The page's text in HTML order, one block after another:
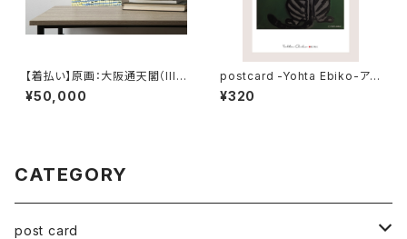
【着払い】原画：大阪通天閣（Illu
strator 笹原竜太）
¥50,000
postcard -Yohta Ebiko-アメ
リカンショートヘアー
¥320
CATEGORY
post card